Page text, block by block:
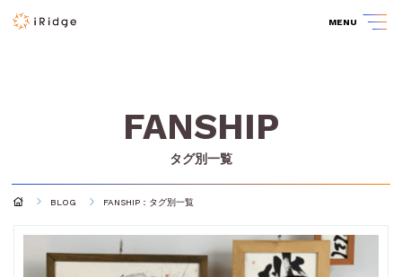
MENU
FANSHIP
タグ別一覧
BLOG FANSHIP：タグ別一覧